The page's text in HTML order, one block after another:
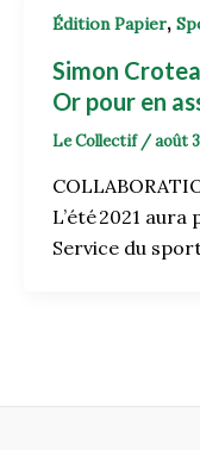
Édition Papier,
Simon
Or pour en
Le Collectif /août
L’été 2021
Service du